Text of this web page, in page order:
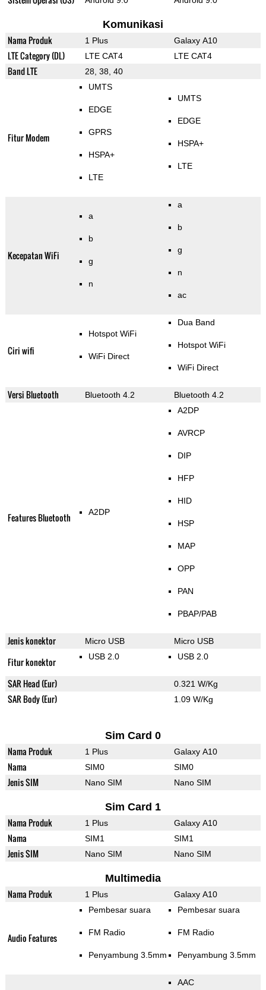
Komunikasi
Nama Produk 1 Plus Galaxy A10
LTE Category (DL) LTE CAT4 LTE CAT4
Band LTE 28, 38, 40
Fitur Modem
UMTS
EDGE
GPRS
HSPA+
LTE
UMTS
EDGE
HSPA+
LTE
Kecepatan WiFi
a
b
g
n
a
b
g
n
ac
Ciri wifi
Hotspot WiFi
WiFi Direct
Dua Band
Hotspot WiFi
WiFi Direct
Versi Bluetooth Bluetooth 4.2 Bluetooth 4.2
Features Bluetooth A2DP
A2DP
AVRCP
DIP
HFP
HID
HSP
MAP
OPP
PAN
PBAP/PAB
Jenis konektor Micro USB Micro USB
Fitur konektor USB 2.0 USB 2.0
SAR Head (Eur) 0.321 W/Kg
SAR Body (Eur) 1.09 W/Kg
Sim Card 0
Nama Produk 1 Plus Galaxy A10
Nama SIM0 SIM0
Jenis SIM Nano SIM Nano SIM
Sim Card 1
Nama Produk 1 Plus Galaxy A10
Nama SIM1 SIM1
Jenis SIM Nano SIM Nano SIM
Multimedia
Nama Produk 1 Plus Galaxy A10
Audio Features
Pembesar suara
FM Radio
Penyambung 3.5mm
Pembesar suara
FM Radio
Penyambung 3.5mm
AAC